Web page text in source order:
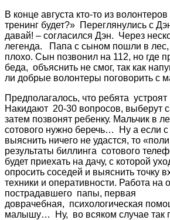
В конце августа кто-то из
тренинг будет?» Переглянулись с
давай! – согласился Дэн. Через
легенда. Папа с сыном пошли в лес,
плохо. Сын позвонил на 112, но где
беда, объяснить не смог, так как
ли добрые волонтеры поговорить с
Предполагалось, что ребята
Накидают 20-30 вопросов, выберут
затем позвонят ребенку. Мальчик в
сотового нужно беречь… Ну а если
выяснить ничего не удастся, то
результаты биллинга сотового
будет приехать на дачу, с которой
опросить соседей и выяснить точку
техники и оперативности. Работа на
пострадавшего папы, первая
доврачебная, психологическая
малышу… Ну, во всяком случае так